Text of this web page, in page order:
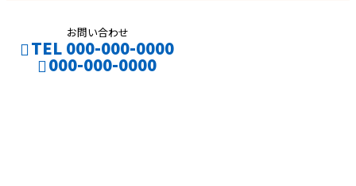
お問い合わせ
TEL 000-000-0000
000-000-0000